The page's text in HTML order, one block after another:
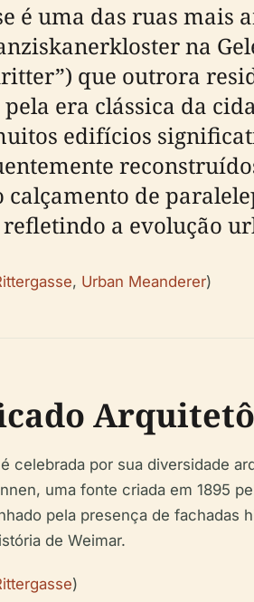
é uma das ruas mais
na
que outrora
era clássica da
edifícios
calçamento de
a evolução
, Urban Meanderer)
celebrada por sua diversidade
uma fonte criada em 1895
pela presença de fachadas
de Weimar.
)